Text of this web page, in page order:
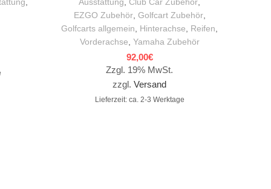
EZGO Zubehör, Golfcart Zubehör,
Golfcarts allgemein
Hinterachse Reifen
Vorderachse Yamaha Zubehör
92,00€
Zzgl. 19% MwSt.
zzgl. Versand
Lieferzeit: ca. 2-3 Werktage